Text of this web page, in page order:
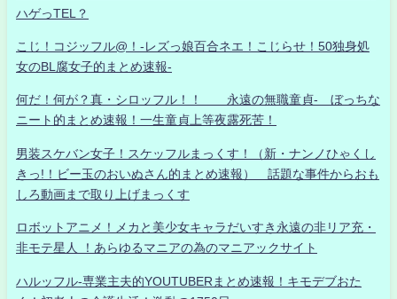
ハゲっTEL？
こじ！コジッフル@！-レズっ娘百合ネエ！こじらせ！50独身処
女のBL腐女子的まとめ速報-
何だ！何が？真・シロッフル！！ 永遠の無職童貞- ぼっちな
ニート的まとめ速報！一生童貞上等夜露死苦！
男装スケバン女子！スケッフルまっくす！（新・ナンノひゃくし
きっ!！ビー玉のおいぬさん的まとめ速報） 話題な事件からおも
しろ動画まで取り上げまっくす
ロボットアニメ！メカと美少女キャラだいすき永遠の非リア充・
非モテ星人 ！あらゆるマニアの為のマニアックサイト
ハルッフル-専業主夫的YOUTUBERまとめ速報！キモデブおた